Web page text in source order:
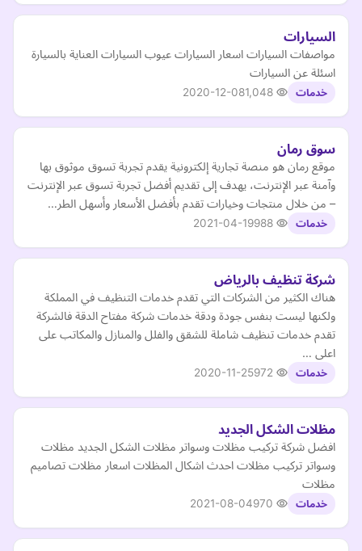
السيارات
مواصفات السيارات اسعار السيارات عيوب السيارات العناية بالسيارة
اسئلة عن السيارات
خدمات 2020-12-08
سوق رمان
موقع رمان هو منصة تجارية إلكترونية يقدم تجربة تسوق موثوق بها
وآمنة عبر الإنترنت، يهدف إلى تقديم أفضل تجربة تسوق عبر الإنترنت
– من خلال منتجات وخيارات تقدم بأفضل الأسعار وأسهل الطر…
خدمات 2021-04-19
شركة تنظيف بالرياض
هناك الكثير من الشركات التي تقدم خدمات التنظيف في المملكة
ولكنها ليست بنفس جودة ودقة خدمات شركة مفتاح الدقة فالشركة
تقدم خدمات تنظيف شاملة للشقق والفلل والمنازل والمكاتب على
اعلى …
خدمات 2020-11-25
مظلات الشكل الجديد
افضل شركة تركيب مظلات وسواتر مظلات الشكل الجديد مظلات
وسواتر تركيب مظلات احدث اشكال المظلات اسعار مظلات تصاميم
مظلات
خدمات 2021-08-04